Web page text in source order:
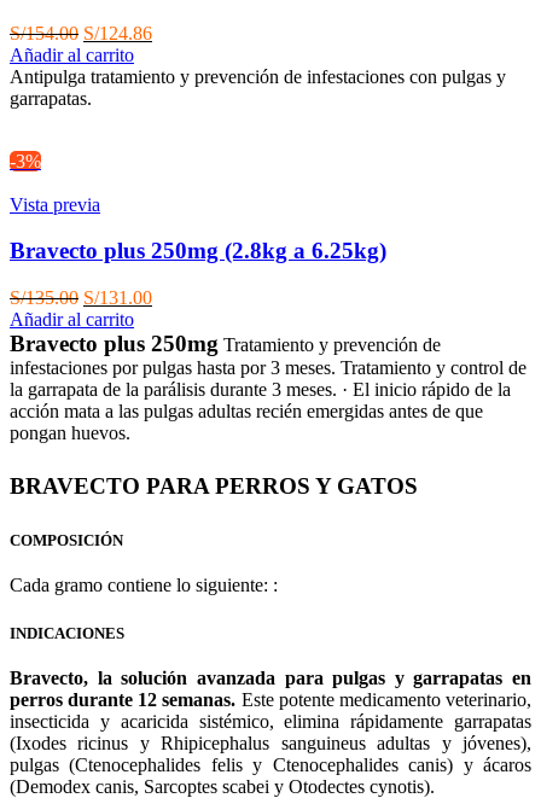
S/154.00 El
precio
original
era:
S/124.86El
actual
Añadir al carrito
Antipulga tratamiento y prevención de infestaciones con pulgas y
garrapatas.
-3%
Vista previa
Bravecto plus 250mg (2.8kg a 6.25kg)
S/135.00 El
precio
original
era:
S/135.00.
S/131.00El
actual
es:
S/131.00.
Añadir al carrito
Bravecto plus 250mg Tratamiento y prevención de
infestaciones por pulgas hasta por 3 meses. Tratamiento y control de
la garrapata de la parálisis durante 3 meses. · El inicio rápido de la
acción mata a las pulgas adultas recién emergidas antes de que
pongan huevos.
BRAVECTO PARA PERROS Y GATOS
COMPOSICIÓN
Cada gramo contiene lo siguiente: :
INDICACIONES
Bravecto, la solución avanzada para pulgas y garrapatas en
perros durante 12 semanas. Este potente medicamento veterinario,
insecticida y acaricida sistémico, elimina rápidamente garrapatas
(Ixodes ricinus y Rhipicephalus sanguineus adultas y jóvenes),
pulgas (Ctenocephalides felis y Ctenocephalides canis) y ácaros
(Demodex canis, Sarcoptes scabei y Otodectes cynotis).